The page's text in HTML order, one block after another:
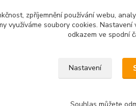
zpříjemnění používání webu,
využíváme soubory cookies.
odkazem ve spodní
Nastavení